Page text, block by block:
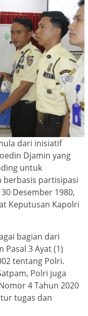
dari inisiatif
Djamin yang
untuk
berbasis partisipasi
Desember 1980,
Keputusan Kapolri
bagian dari
3 Ayat (1)
tentang Polri.
Polri juga
4 Tahun 2020
tugas dan